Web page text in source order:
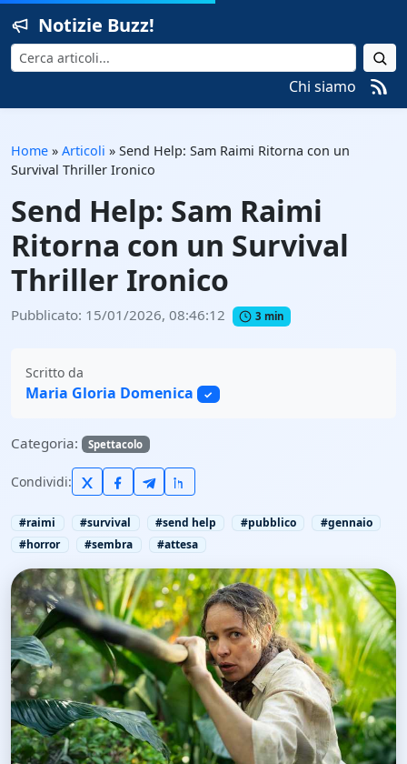
Notizie Buzz!
Cerca
Chi siamo
Home » Articoli » Send Help: Sam Raimi Ritorna con un
Survival Thriller Ironico
Send Help: Sam Raimi
Ritorna con un Survival
Thriller Ironico
Pubblicato: 15/01/2026, 08:46:12 3 min
Scritto da
Maria Gloria Domenica ✓
Categoria: Spettacolo
Condividi:
#raimi #survival #send help #pubblico
#gennaio
#horror
#sembra #attesa